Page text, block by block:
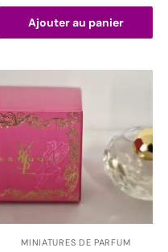
Ajouter au panier
MINIATURES DE PARFUM